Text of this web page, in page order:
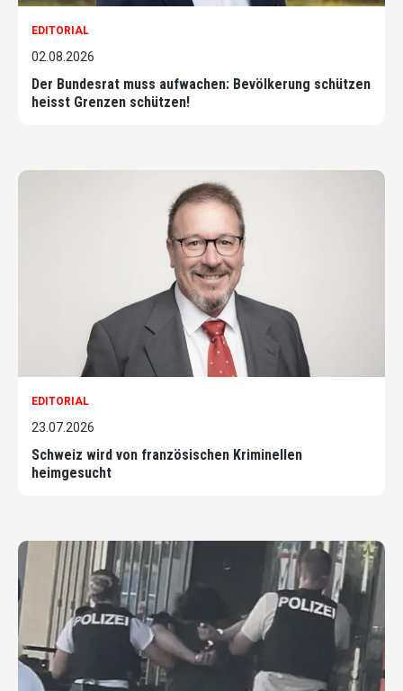
EDITORIAL
02.08.2026
Der Bundesrat muss aufwachen: Bevölkerung schützen
heisst Grenzen schützen!
EDITORIAL
23.07.2026
Schweiz wird von französischen Kriminellen
heimgesucht